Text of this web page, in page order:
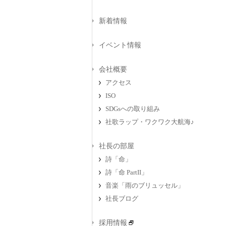
新着情報
イベント情報
会社概要
アクセス
ISO
SDGsへの取り組み
社歌ラップ・ワクワク大航海♪
社長の部屋
詩「命」
詩「命 PartII」
音楽「雨のブリュッセル」
社長ブログ
採用情報